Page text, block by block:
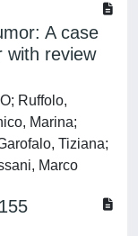
A case
with review
Ruffolo,
Marina;
Tiziana;
Marco